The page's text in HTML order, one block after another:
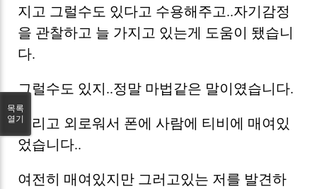
지고 그럴수도 있다고 수용해주고..자기감정
을 관찰하고 늘 가지고 있는게 도움이 됐습니
다.
그럴수도 있지..정말 마법같은 말이였습니다.
그리고 외로워서 폰에 사람에 티비에 매여있
었습니다..
여전히 매여있지만 그러고있는 저를 발견하
목록
열기